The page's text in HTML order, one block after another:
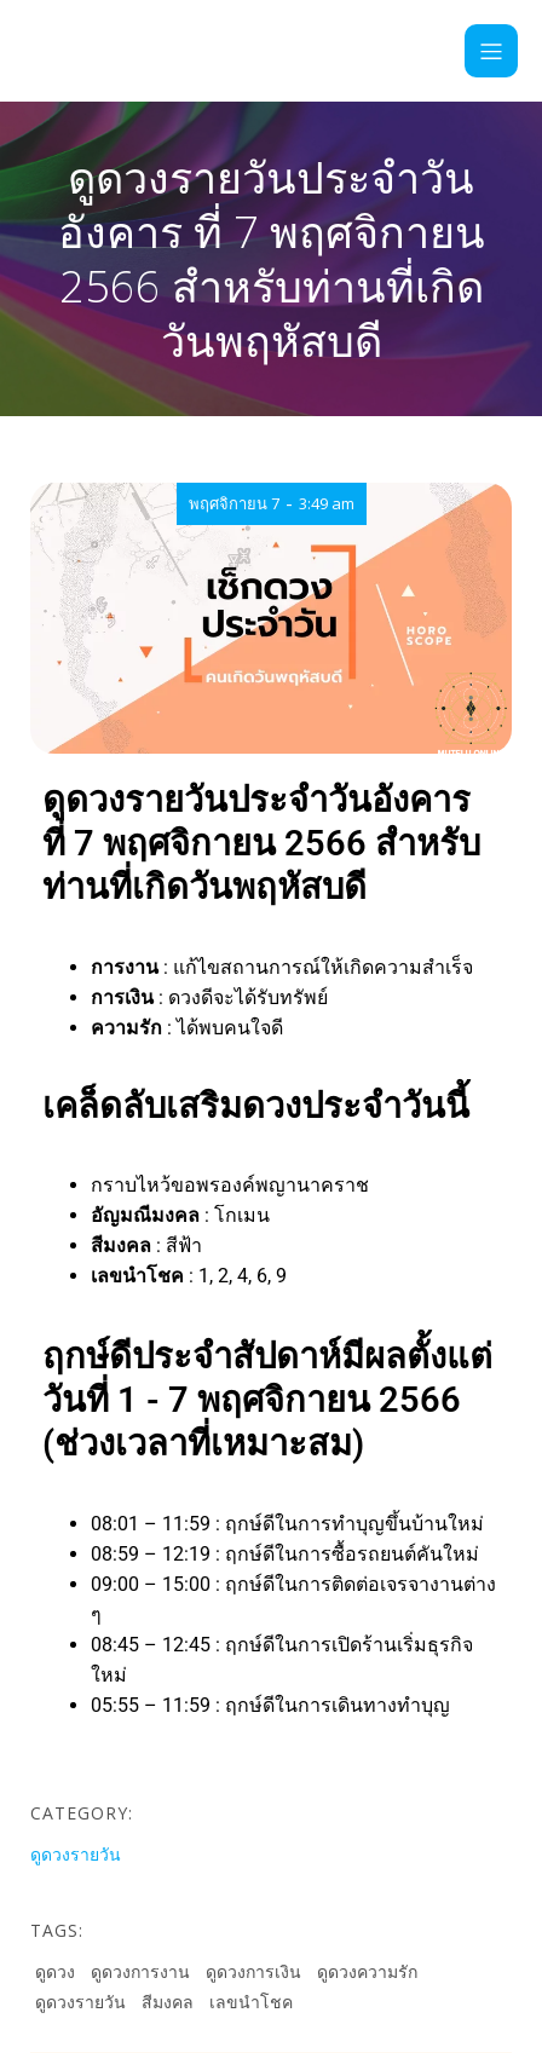
ดูดวงรายวันประจำวัน
อังคาร ที่ 7 พฤศจิกายน
2566 สำหรับท่านที่เกิด
วันพฤหัสบดี
พฤศจิกายน 7 - 3:49 am
ดูดวงรายวันประจำวันอังคาร
ที่ 7 พฤศจิกายน 2566 สำหรับ
ท่านที่เกิดวันพฤหัสบดี
การงาน: แก้ไขสถานการณ์ให้เกิดความสำเร็จ
การเงิน: ดวงดีจะได้รับทรัพย์
ความรัก : ได้พบคนใจดี
เคล็ดลับเสริมดวงประจำวันนี้
กราบไหว้ขอพรองค์พญานาคราช
อัญมณีมงคล : โกเมน
สีมงคล : สีฟ้า
เลขนำโชค : 1, 2, 4, 6, 9
ฤกษ์ดีประจำสัปดาห์มีผลตั้งแต่
วันที่ 1 - 7 พฤศจิกายน 2566
(ช่วงเวลาที่เหมาะสม)
08:01 – 11:59 : ฤกษ์ดีในการทำบุญขึ้นบ้านใหม่
08:59 – 12:19 : ฤกษ์ดีในการซื้อรถยนต์คันใหม่
09:00 – 15:00 : ฤกษ์ดีในการติดต่อเจรจางานต่าง
ๆ
08:45 – 12:45 : ฤกษ์ดีในการเปิดร้านเริ่มธุรกิจ
ใหม่
05:55 – 11:59 : ฤกษ์ดีในการเดินทางทำบุญ
CATEGORY:
ดูดวงรายวัน
TAGS:
ดูดวง
ดูดวงการงาน ดูดวงการเงิน
ดูดวงความรัก
ดูดวงรายวัน
สีมงคล เลขนำโชค